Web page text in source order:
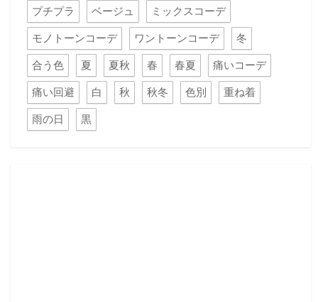
プチプラ ベージュ ミックスコーデ
モノトーンコーデ ワントーンコーデ 冬
合う色 夏 夏秋 春 春夏 痛いコーデ
痛い回避 白 秋 秋冬 色別 重ね着
雨の日 黒